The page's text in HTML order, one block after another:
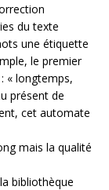
du texte
une étiquette
le premier
« longtemps,
présent de
cet automate
mais la qualité
bibliothèque